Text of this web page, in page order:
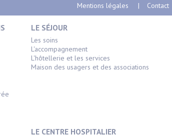
Mentions légales Contact
LE SÉJOUR
Les soins
L'accompagnement
L'hôtellerie et les services
Maison des usagers et des associations
LE CENTRE HOSPITALIER